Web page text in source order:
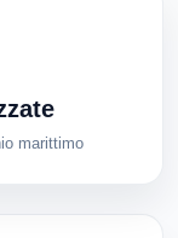
marittimo